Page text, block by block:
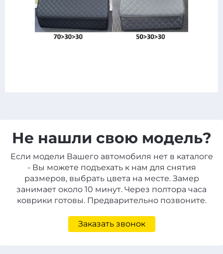
Не нашли свою модель?
Если модели Вашего автомобиля нет в каталоге
- Вы можете подъехать к нам для снятия
размеров, выбрать цвета на месте. Замер
занимает около 10 минут. Через полтора часа
коврики готовы. Предварительно позвоните.
Заказать звонок